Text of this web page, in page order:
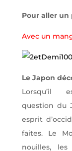
Pour aller un
Avec un
Le Japon
Lorsqu’il
question du
esprit
faites. Le
nouilles,